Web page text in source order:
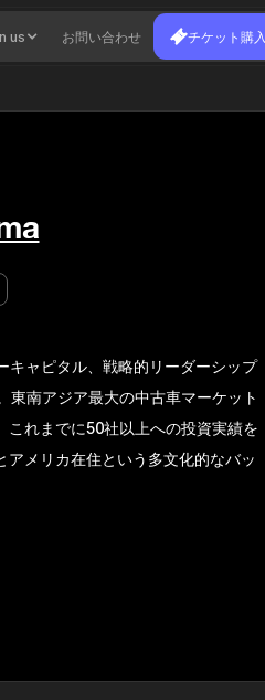
us お問い合わせ チケット購入
ャピタル、戦略的リーダーシップ
南アジア最大の中古車マーケット
れまでに50社以上への投資実績を
メリカ在住という多文化的なバッ